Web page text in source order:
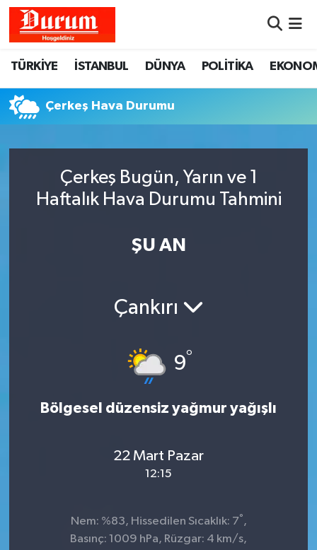
TÜRKİYE İSTANBUL DÜNYA POLİTİKA
Çerkeş Hava Durumu
Çerkeş Bugün, Yarın ve 1
Haftalık Hava Durumu Tahmini
ŞU AN
Çankırı
9°
Bölgesel düzensiz yağmur yağışlı
22 Mart Pazar
12:15
Nem: %83, Hissedilen Sıcaklık: 7° ,
Basınç: 1009 hPa, Rüzgar: 4 km/s,
Hava Durumu
Namaz Vakitleri
Süper Lig Puan Durumu ve Fikstür